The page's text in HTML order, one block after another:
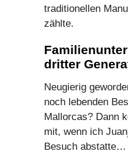
traditionellen
zählte.
dritter
Neugierig
noch lebenden
Mallorcas? Dann
mit, wenn ich
Besuch abstatte…